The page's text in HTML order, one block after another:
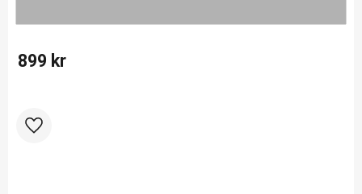
899 kr
Lägg till i favoriter